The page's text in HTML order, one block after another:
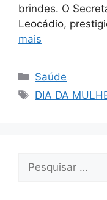
brindes. O
Leocádio,
mais
Saúde
DIA DA